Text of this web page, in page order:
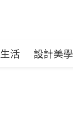
活 設計美學